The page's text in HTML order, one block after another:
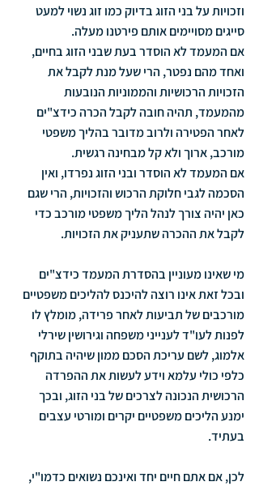
וזכויות על בני הזוג בדיוק כמו זוג נשוי למעט
סייגים מסויימים אותם פירטנו מעלה.
אם המעמד לא הוסדר בעת שבני הזוג בחיים,
ואחד מהם נפטר, הרי שעל מנת לקבל את
הזכויות הרכושיות והממוניות הנובעות
מהמעמד, תהיה חובה לקבל הכרה כידצ"ים
לאחר הפטירה ולרוב מדובר בהליך משפטי
מורכב, ארוך ולא קל מבחינה רגשית.
אם המעמד לא הוסדר ובני הזוג נפרדו, ואין
הסכמה לגבי חלוקת הרכוש והזכויות, הרי שגם
כאן יהיה צורך לנהל הליך משפטי מורכב כדי
לקבל את ההכרה שתעניק את הזכויות.
מי שאינו מעוניין בהסדרת המעמד כידצ"ים
ובכל זאת אינו רוצה להיכנס להליכים משפטיים
מורכבים של תביעות לאחר פרידה, מומלץ לו
לפנות לעו"ד לענייני משפחה וגירושין שירלי
אלמוג, לשם עריכת הסכם ממון שיהיה בתוקף
כלפי כולי עלמא וידע לעשות את ההפרדה
הרכושית הנכונה לצרכים של בני הזוג, ובכך
ימנע הליכים משפטיים יקרים ומורטי עצבים
בעתיד.
לכן, אם אתם חיים יחד ואינכם נשואים כדמו"י,